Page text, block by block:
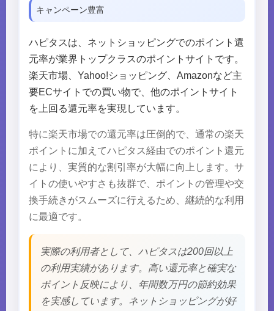
キャンペーン豊富
ハピタスは、ネットショッピングでのポイント還
元率が業界トップクラスのポイントサイトです。
楽天市場、Yahoo!ショッピング、Amazonなど主
要ECサイトでの買い物で、他のポイントサイト
を上回る還元率を実現しています。
特に楽天市場での還元率は圧倒的で、通常の楽天
ポイントに加えてハピタス経由でのポイント還元
により、実質的な割引率が大幅に向上します。サ
イトの使いやすさも抜群で、ポイントの管理や交
換手続きがスムーズに行えるため、継続的な利用
に最適です。
実際の利用者として、ハピタスは200回以上
の利用実績があります。高い還元率と確実な
ポイント反映により、年間数万円の節約効果
を実感しています。ネットショッピングが好